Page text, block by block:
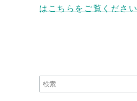
はこちらをご覧ください